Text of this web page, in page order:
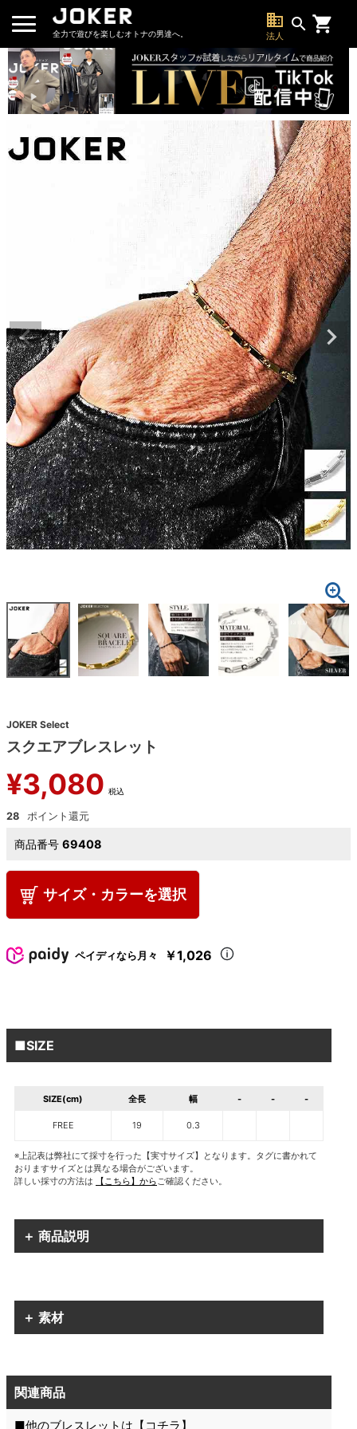
全力で遊びを楽しむオトナの男達へ。
business
法人
search
JOKER Select
スクエアブレスレット
¥3,080 税込
28
商品番号 69408
サイズ・カラーを選択
ペイディなら月々 ￥1,026
■SIZE
SIZE(cm) 全長 幅 - - -
FREE 19 0.3
※上記表は弊社にて採寸を行った【実寸サイズ】となります。タグに書かれて
おりますサイズとは異なる場合がございます。
詳しい採寸の方法は
【こちら】からご確認ください。
＋ 商品説明
＋ 素材
関連商品
■他のブレスレットは【 コチラ 】